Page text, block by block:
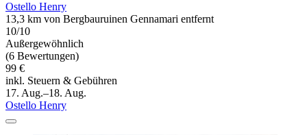
Ostello Henry
13,3 km von Bergbauruinen Gennamari entfernt
10/10
Außergewöhnlich
(6 Bewertungen)
99 €
inkl. Steuern & Gebühren
17. Aug.–18. Aug.
Ostello Henry